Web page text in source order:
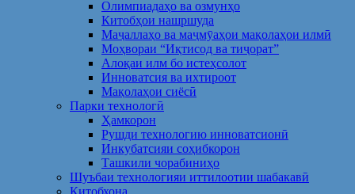
Олимпиадаҳо ва озмунҳо
Китобҳои нашршуда
Маҷаллаҳо ва маҷмӯаҳои мақолаҳои илмӣ
Моҳвораи “Иқтисод ва тиҷорат”
Алоқаи илм бо истеҳсолот
Инноватсия ва ихтироот
Мақолаҳои сиёсӣ
Парки технологӣ
Ҳамкорон
Рушди технологию инноватсионӣ
Инкубатсияи соҳибкорон
Ташкили чорабиниҳо
Шуъбаи технологияи иттилоотии шабакавӣ
Китобхона